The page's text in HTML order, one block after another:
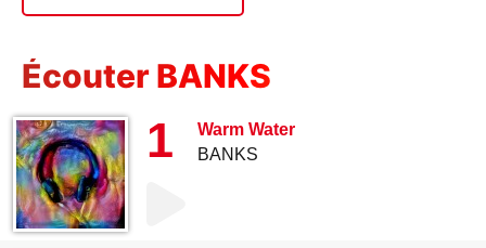
Écouter BANKS
1
Warm Water
BANKS